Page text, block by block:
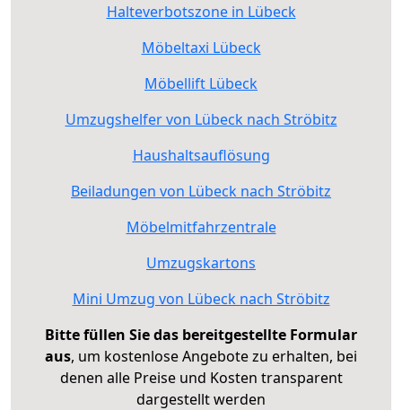
Halteverbotszone in Lübeck
Möbeltaxi Lübeck
Möbellift Lübeck
Umzugshelfer von Lübeck nach Ströbitz
Haushaltsauflösung
Beiladungen von Lübeck nach Ströbitz
Möbelmitfahrzentrale
Umzugskartons
Mini Umzug von Lübeck nach Ströbitz
Bitte füllen Sie das bereitgestellte Formular
aus, um kostenlose Angebote zu erhalten, bei
denen alle Preise und Kosten transparent
dargestellt werden